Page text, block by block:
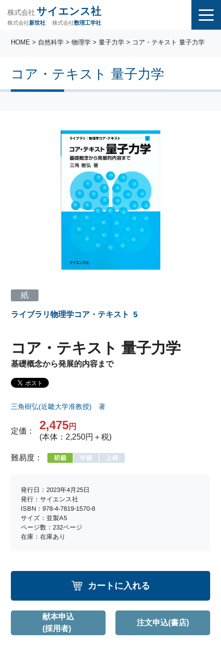
株式会社 サイエンス社
株式会社新世社 株式会社数理工学社
コア・テキスト 量子力学
HOME > 自然科学 >物理学 >量子力学 > コア・テキスト 量子力学
紙
ライブラリ物理学コア・テキスト 5
コア・テキスト 量子力学
基礎概念から発展的内容まで
三角樹弘(近畿大学准教授) 著
定価： 2,475円
(本体：2,250円＋税)
難易度：
発行日：2023年4月25日
発行：サイエンス社
ISBN：978-4-7819-1570-8
サイズ：並製A5
ページ数：232ページ
在庫：在庫あり
カートに入れる
献本申込
(採用者)
注文申込(書店)